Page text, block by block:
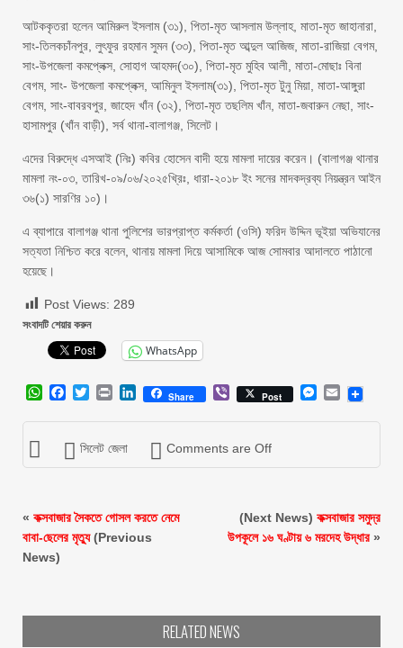
আটককৃতরা হলেন আমিরুল ইসলাম (৩১), পিতা-মৃত আসলাম উল্লাহ, মাতা-মৃত জাহানারা,
সাং-তিলকচাঁনপুর, লুৎফুর রহমান সুমন (৩৩), পিতা-মৃত আব্দুল আজিজ, মাতা-রাজিয়া বেগম,
সাং-উপজেলা কমপ্লেক্স, সোহাগ আহমদ(৩০), পিতা-মৃত মুহিব আলী, মাতা-মোছাঃ বিনা
বেগম, সাং- উপজেলা কমপ্লেক্স, আমিনুল ইসলাম(৩১), পিতা-মৃত টুনু মিয়া, মাতা-আঙ্গুরা
বেগম, সাং-বাবরবপুর, জাহেদ খাঁন (৩২), পিতা-মৃত তছলিম খাঁন, মাতা-জবারুন নেছা, সাং-
হাসামপুর (খাঁন বাড়ী), সর্ব থানা-বালাগঞ্জ, সিলেট।
এদের বিরুদ্ধে এসআই (নিঃ) কবির হোসেন বাদী হয়ে মামলা দায়ের করেন। (বালাগঞ্জ থানার
মামলা নং-০৩, তারিখ-০৯/০৬/২০২৫খ্রিঃ, ধারা-২০১৮ ইং সনের মাদকদ্রব্য নিয়ন্ত্রন আইন
৩৬(১) সারণির ১০)।
এ ব্যাপারে বালাগঞ্জ থানা পুলিশের ভারপ্রাপ্ত কর্মকর্তা (ওসি) ফরিদ উদ্দিন ভূইয়া অভিযানের
সত্যতা নিশ্চিত করে বলেন, থানায় মামলা দিয়ে আসামিকে আজ সোমবার আদালতে পাঠানো
হয়েছে।
Post Views: 289
সংবাদটি শেয়ার করুন
WhatsApp
WhatsApp
Facebook
Twitter
Print LinkedIn
Share ViberPost Messenger
Email
সিলেট জেলা Comments are Off
« কক্সবাজার সৈকতে গোসল করতে নেমে
বাবা-ছেলের মৃত্যু(Previous
News)
(Next News) কক্সবাজার সমুদ্র
উপকূলে ১৬ ঘণ্টায় ৬ মরদেহ উদ্ধার»
RELATED NEWS